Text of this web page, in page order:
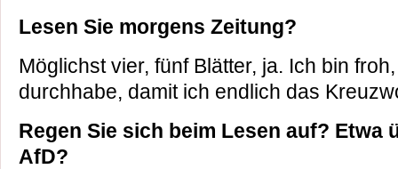
Lesen Sie morgens Zeitung?
Möglichst vier, fünf Blätter, ja. Ich bin
durchhabe, damit ich endlich das
Regen Sie sich beim Lesen auf? Etwa
AfD?